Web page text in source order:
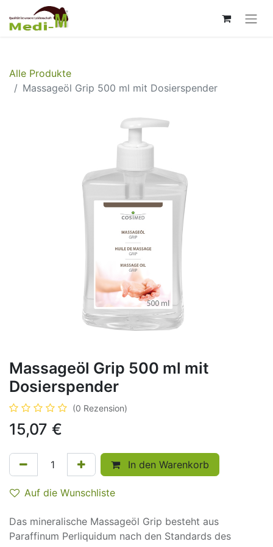
Alle Produkte
Massageöl Grip 500 ml mit Dosierspender
Massageöl Grip 500 ml mit
Dosierspender
(0 Rezension)
15,07 €
In den Warenkorb
Auf die Wunschliste
Das mineralische Massageöl Grip besteht aus
Paraffinum Perliquidum nach den Standards des